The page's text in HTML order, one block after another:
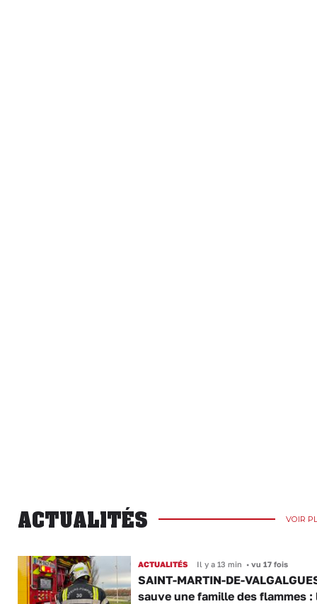
ACTUALITÉS VOIR
ACTUALITÉS Il y a 13 min •vu 17 fois
SAINT-MARTIN-DE-
sauve une famille des flammes :